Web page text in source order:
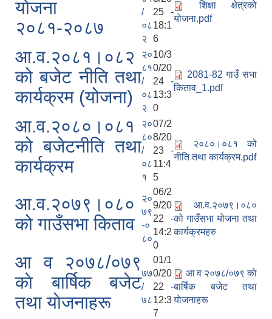
योजना
२०८१-२०८७
/
०८
२
25 -
18:1
6
शिक्षा क्षेत्रको
योजना.pdf
आ.व.२०८१।०८२
को बजेट नीति तथा
कार्यक्रम (योजना)
२०
८१
/
०८
२
10/3
0/20
24 -
13:3
0
2081-82 गाउँ सभा
किताव_1.pdf
आ.व.२०८०।०८१
को बजेटनीति तथा
कार्यक्रम
२०
८०
/
०८
१
07/2
8/20
23 -
11:4
5
२०८०।०८१ को
नीति तथा कार्यक्रम.pdf
आ.व.२०७९।०८०
को गाउँसभा किताव
२०
७९
-०
८०
06/2
9/20
22 -
14:2
0
आ.व.२०७९।०८०
को गाउँसभा योजना तथा
कार्यक्रमहरु
आ व २०७८/०७९
काे बार्षिक बजेट
तथा याेजनाहरू
७७
/
७८
01/1
0/20
22 -
12:3
7
आ व २०७८/०७९ काे
बार्षिक बजेट तथा
याेजनाहरू